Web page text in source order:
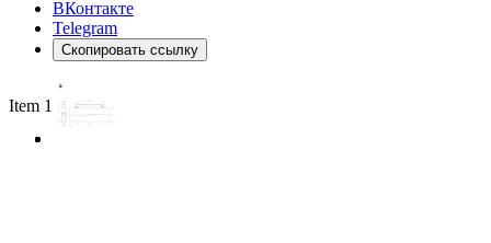
ВКонтакте
Telegram
Скопировать ссылку
Item 1 of 3